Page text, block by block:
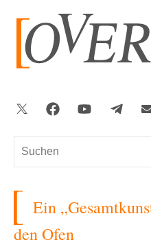
springen
Suchen
Twitter FacebookYouTubeTelegram
Ein
den Ofen